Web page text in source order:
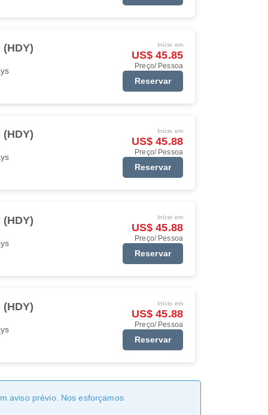
(HDY) Início em
US$ 45.85
Preço/ Pessoa
Reservar
(HDY) Início em
US$ 45.88
Preço/ Pessoa
Reservar
(HDY) Início em
US$ 45.88
Preço/ Pessoa
Reservar
(HDY) Início em
US$ 45.88
Preço/ Pessoa
Reservar
aviso prévio. Nos esforçamos